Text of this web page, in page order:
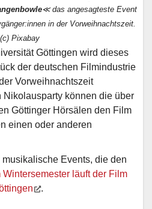
≪ das angesagteste Event
in der Vorweihnachtszeit.
| (c) Pixabay
Göttingen wird dieses
der deutschen Filmindustrie
Vorweihnachtszeit
können die über
Göttinger Hörsälen den Film
einen oder anderen
Events, die den
Wintersemester läuft der Film
.